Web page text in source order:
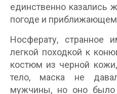
единственно казались
погоде и
Носферату, странное
легкой походкой к
костюм из черной
тело, маска не
мужчины, но оно было